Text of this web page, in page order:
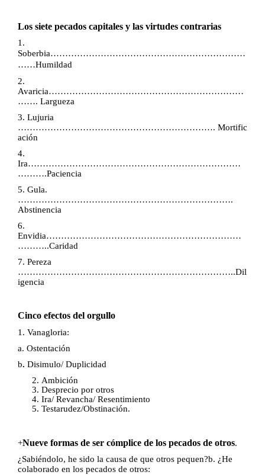
Los siete pecados capitales y las virtudes contrarias
1.
Soberbia…………………………………………………………
……Humildad
2.
Avaricia…………………………………………………………
……. Largueza
3. Lujuria
…………………………………………………………. Mortific
ación
4.
Ira………………………………………………………………
……….Paciencia
5. Gula.
……………………………………………………………….
Abstinencia
6.
Envidia…………………………………………………………
………..Caridad
7. Pereza
………………………………………………………………..Dil
igencia
Cinco efectos del orgullo
1. Vanagloria:
a. Ostentación
b. Disimulo/ Duplicidad
Ambición
Desprecio por otros
Ira/ Revancha/ Resentimiento
Testarudez/Obstinación.
+Nueve formas de ser cómplice de los pecados de otros.
¿Sabiéndolo, he sido la causa de que otros pequen?b. ¿He
colaborado en los pecados de otros: